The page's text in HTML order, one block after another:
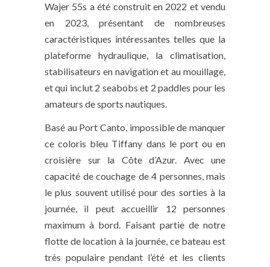
Wajer 55s a été construit en 2022 et vendu
en 2023, présentant de nombreuses
caractéristiques intéressantes telles que la
plateforme hydraulique, la climatisation,
stabilisateurs en navigation et au mouillage,
et qui inclut 2 seabobs et 2 paddles pour les
amateurs de sports nautiques.
Basé au Port Canto, impossible de manquer
ce coloris bleu Tiffany dans le port ou en
croisière sur la Côte d’Azur. Avec une
capacité de couchage de 4 personnes, mais
le plus souvent utilisé pour des sorties à la
journée, il peut accueillir 12 personnes
maximum à bord. Faisant partie de notre
flotte de location à la journée, ce bateau est
très populaire pendant l’été et les clients